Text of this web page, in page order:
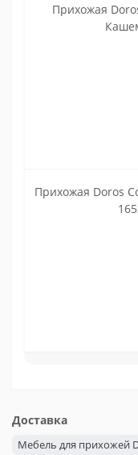
Прихожая
Прихожая Doros
Доставка
Мебель для прихожей